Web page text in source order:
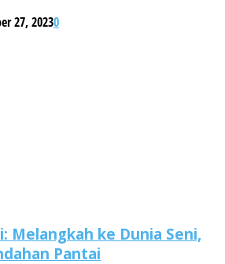
27, 20230
Melangkah ke Dunia Seni,
Pantai